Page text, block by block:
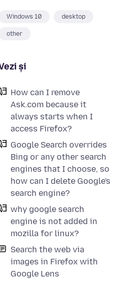
Windows 10 desktop
other
și
How can I remove
Ask.com because it
always starts when I
access Firefox?
Google Search overrides
Bing or any other search
engines that I choose, so
how can I delete Google's
search engine?
why google search
engine is not added in
mozilla for linux?
Search the web via
images in Firefox with
Google Lens